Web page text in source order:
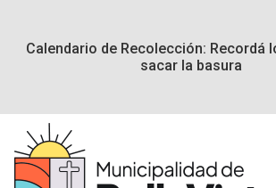
Calendario de Recolección: Recordá
sacar la basura